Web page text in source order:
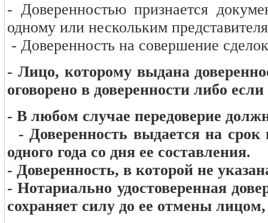
- Доверенностью признается
одному или нескольким
- Доверенность на совершение
- Лицо, которому выдана
оговорено в доверенности либо
- В любом случае передоверие
- Доверенность выдается на срок
одного года со дня ее составления.
- Доверенность, в которой не
- Нотариально удостоверенная
сохраняет силу до ее отмены